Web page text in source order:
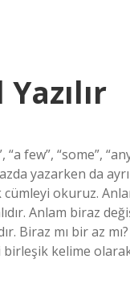
“a few”, “some”,
yazarken da
okuruz.
Anlam biraz
Biraz mı bir az
kelime